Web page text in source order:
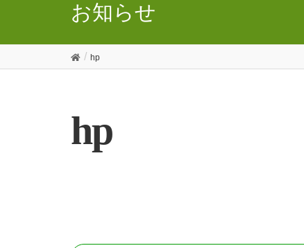
お知らせ
hp
hp